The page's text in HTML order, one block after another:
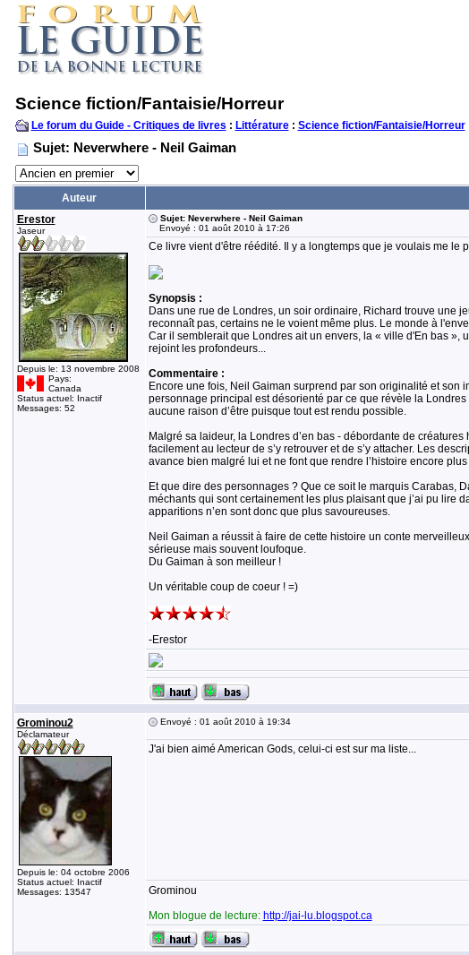
Science fiction/Fantaisie/Horreur
Le forum du Guide - Critiques de livres : Littérature: Science fiction/Fantaisie/Horreur
Sujet: Neverwhere - Neil Gaiman
Auteur
Erestor
Jaseur
Depuis le: 13 novembre 2008
Pays:
Canada
Status actuel: Inactif
Messages: 52
Sujet: Neverwhere - Neil Gaiman
Envoyé : 01 août 2010 à 17:26
Ce livre vient d'être réédité. Il y a longtemps que je voulais me le
Synopsis :
Dans une rue de Londres, un soir ordinaire, Richard trouve une
reconnaît pas, certains ne le voient même plus. Le monde à
Car il semblerait que Londres ait un envers, la « ville d'En bas
rejoint les profondeurs...
Commentaire :
Encore une fois, Neil Gaiman surprend par son originalité et
personnage principal est désorienté par ce que révèle la
aucune raison d’être puisque tout est rendu possible.
Malgré sa laideur, la Londres d’en bas - débordante de
facilement au lecteur de s’y retrouver et de s’y attacher. Les
avance bien malgré lui et ne font que rendre l’histoire encore
Et que dire des personnages ? Que ce soit le marquis Carabas,
méchants qui sont certainement les plus plaisant que j’ai pu lire
apparitions n’en sont donc que plus savoureuses.
Neil Gaiman a réussit à faire de cette histoire un conte
sérieuse mais souvent loufoque.
Du Gaiman à son meilleur !
Un véritable coup de coeur ! =)
-Erestor
Grominou2
Déclamateur
Depuis le: 04 octobre 2006
Status actuel: Inactif
Messages: 13547
Envoyé : 01 août 2010 à 19:34
J'ai bien aimé American Gods, celui-ci est sur ma liste...
Grominou
Mon blogue de lecture: http://jai-lu.blogspot.ca